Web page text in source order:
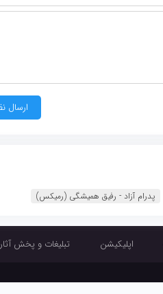
پدرام آزاد - رفیق همیشگی (رمیکس)
اپلیکیشن تبلیغات و پخش آثار